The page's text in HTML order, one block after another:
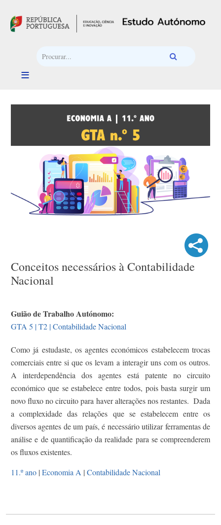
Conceitos necessários à Contabilidade
Nacional
Guião de Trabalho Autónomo:
GTA 5 | T2 | Contabilidade Nacional
Como já estudaste, os agentes económicos estabelecem trocas
comerciais entre si que os levam a interagir uns com os outros.
A interdependência dos agentes está patente no circuito
económico que se estabelece entre todos, pois basta surgir um
novo fluxo no circuito para haver alterações nos restantes. Dada
a complexidade das relações que se estabelecem entre os
diversos agentes de um país, é necessário utilizar ferramentas de
análise e de quantificação da realidade para se compreenderem
os fluxos existentes.
11.º ano |Economia A |Contabilidade Nacional